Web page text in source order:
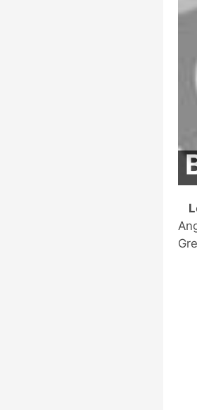
Le Berkeley Fields est un stade de football situé à Greenford, en